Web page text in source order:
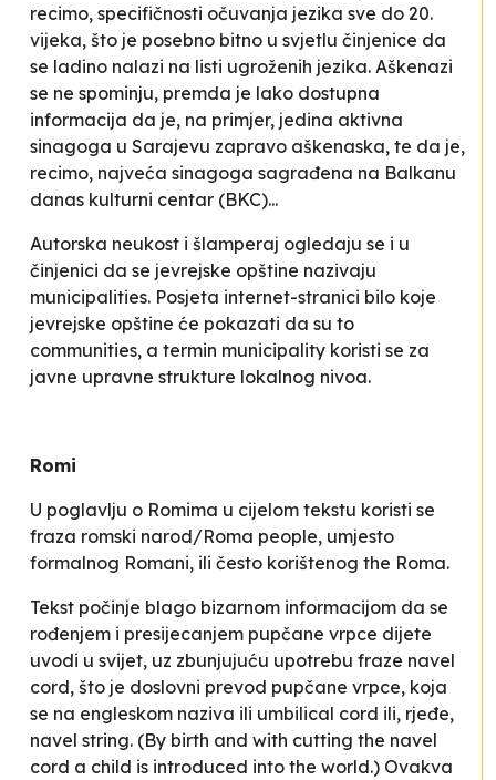
recimo, specifičnosti očuvanja jezika sve do 20.
vijeka, što je posebno bitno u svjetlu činjenice da
se ladino nalazi na listi ugroženih jezika. Aškenazi
se ne spominju, premda je lako dostupna
informacija da je, na primjer, jedina aktivna
sinagoga u Sarajevu zapravo aškenaska, te da je,
recimo, najveća sinagoga sagrađena na Balkanu
danas kulturni centar (BKC)...
Autorska neukost i šlamperaj ogledaju se i u
činjenici da se jevrejske opštine nazivaju
municipalities. Posjeta internet-stranici bilo koje
jevrejske opštine će pokazati da su to
communities, a termin municipality koristi se za
javne upravne strukture lokalnog nivoa.
Romi
U poglavlju o Romima u cijelom tekstu koristi se
fraza romski narod/Roma people, umjesto
formalnog Romani, ili često korištenog the Roma.
Tekst počinje blago bizarnom informacijom da se
rođenjem i presijecanjem pupčane vrpce dijete
uvodi u svijet, uz zbunjujuću upotrebu fraze navel
cord, što je doslovni prevod pupčane vrpce, koja
se na engleskom naziva ili umbilical cord ili, rjeđe,
navel string. (By birth and with cutting the navel
cord a child is introduced into the world.) Ovakva